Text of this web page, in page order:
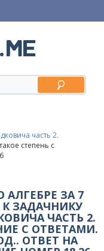
часть 2.
степень с
АЛГЕБРЕ ЗА 7
К ЗАДАЧНИКУ
ЧАСТЬ 2.
С ОТВЕТАМИ.
ОТВЕТ НА